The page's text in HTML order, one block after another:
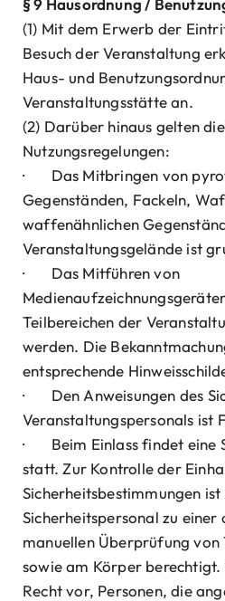
§ 9 Hausordnung /
(1) Mit dem Erwerb der
Besuch der Veranstaltung
Haus- und
Veranstaltungsstätte an.
(2) Darüber hinaus gelten
Nutzungsregelungen:
· Das Mitbringen von
Gegenständen, Fackeln,
waffenähnlichen
Veranstaltungsgelände ist
· Das Mitführen von
Teilbereichen der
werden. Die
entsprechende
· Den Anweisungen des
Veranstaltungspersonals ist
· Beim Einlass findet eine
statt. Zur Kontrolle der
Sicherheitsbestimmungen ist
Sicherheitspersonal zu einer
manuellen Überprüfung von
sowie am Körper berechtigt.
Recht vor, Personen, die